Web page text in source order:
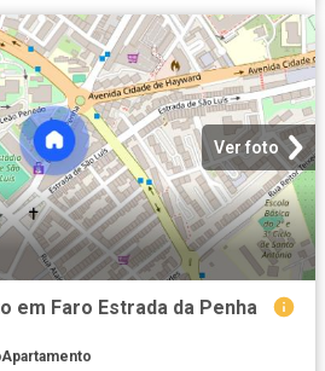
Ver foto
em Faro Estrada da Penha
Apartamento